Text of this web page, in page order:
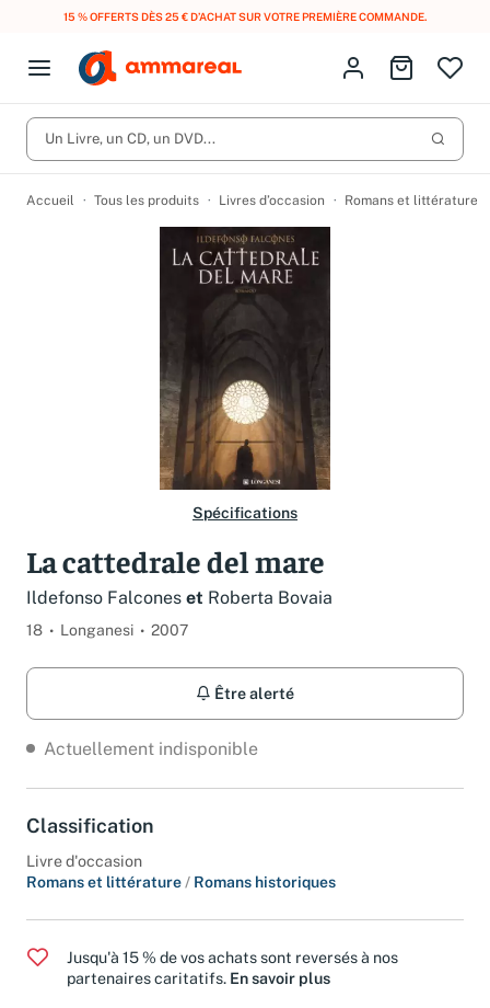
15 % OFFERTS DÈS 25 € D’ACHAT SUR VOTRE PREMIÈRE COMMANDE.
Open menu
Fermer le menu
CD d'occasion
DVD d'occasion
Vinyles d'occasion
Meilleures ventes
Nos engagements
Lancer
Vous n'avez pas trouvé l'article que vous cherchiez ?
Activez les notifications dans votre compte pour être alerté dès
qu'il est en stock.
Créer une alerte
Identifiez-vous
Aller au
Un Livre, un CD, un DVD...
Accueil Tous les produits Livres d’occasion Romans et littérature
Spécifications
La cattedrale del mare
Ildefonso Falcones et Roberta Bovaia
18 Longanesi 2007
Être alerté
Actuellement indisponible
Classification
Livre d'occasion
Romans et littérature/ Romans historiques
Jusqu'à 15 % de vos achats sont reversés à nos
partenaires caritatifs. En savoir plus